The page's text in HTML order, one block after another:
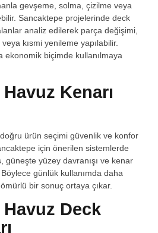
gevşeme, solma, çizilme veya
Sancaktepe projelerinde deck
analiz edilerek parça değişimi,
kısmi yenileme yapılabilir.
ekonomik biçimde kullanılmaya
Kenarı
ürün seçimi güvenlik ve konfor
için önerilen sistemlerde
güneşte yüzey davranışı ve kenar
günlük kullanımda daha
bir sonuç ortaya çıkar.
Deck